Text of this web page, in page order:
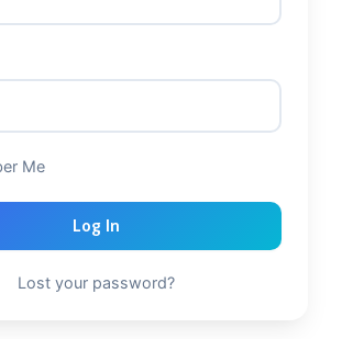
Me
Log In
Lost your password?